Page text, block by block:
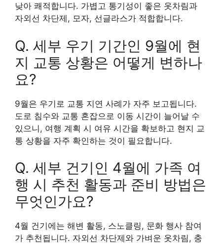
낮아 쾌적합니다. 가볍고 통기성이 좋은 옷차림과
자외선 차단제, 모자, 선글라스가 적합합니다.
Q. 세부 우기 기간인 9월에 현
지 교통 상황은 어떻게 변하나
요?
9월은 우기로 교통 지연 사례가 자주 보고됩니다.
도로 침수와 교통 혼잡으로 이동 시간이 늘어날 수
있으니, 여행 계획 시 여유 시간을 확보하고 현지 교
통 상황을 자주 확인하는 것이 필요합니다.
Q. 세부 건기인 4월에 가족 여
행 시 추천 활동과 준비 방법은
무엇인가요?
4월 건기에는 해변 활동, 스노클링, 문화 행사 참여
가 추천됩니다. 자외선 차단제와 가벼운 옷차림, 충